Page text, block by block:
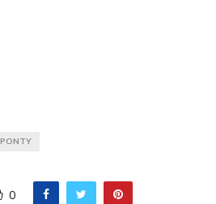
PONTY
0